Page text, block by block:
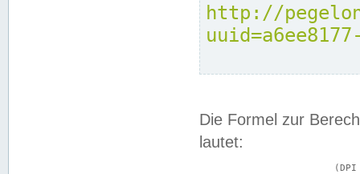
http://
Die Formel zur
lautet: